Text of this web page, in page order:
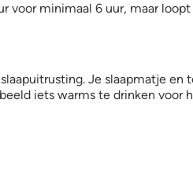
minimaal 6 uur, maar
Je slaapmatje en
iets warms te drinken voor